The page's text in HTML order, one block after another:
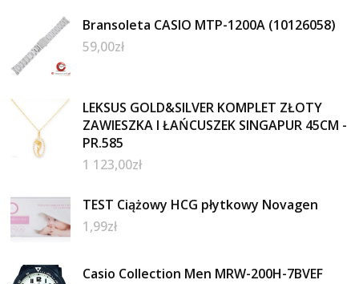
Bransoleta CASIO MTP-1200A (10126058)
59,00zł
LEKSUS GOLD&SILVER KOMPLET ZŁOTY
ZAWIESZKA I ŁAŃCUSZEK SINGAPUR 45CM -
PR.585
1 123,00zł
TEST Ciążowy HCG płytkowy Novagen
1,99zł
Casio Collection Men MRW-200H-7BVEF